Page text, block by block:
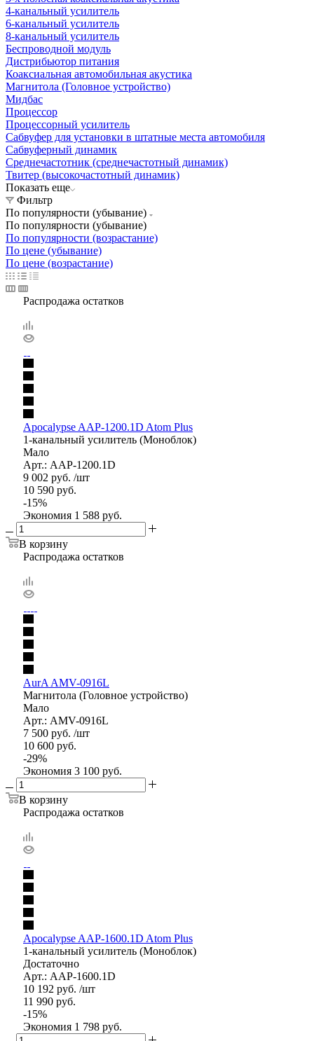
4-канальный усилитель
6-канальный усилитель
8-канальный усилитель
Беспроводной модуль
Дистрибьютор питания
Коаксиальная автомобильная акустика
Магнитола (Головное устройство)
Мидбас
Процессор
Процессорный усилитель
Сабвуфер для установки в штатные места автомобиля
Сабвуферный динамик
Среднечастотник (среднечастотный динамик)
Твитер (высокочастотный динамик)
Показать еще
Фильтр
По популярности (убывание)
По популярности (убывание)
По популярности (возрастание)
По цене (убывание)
По цене (возрастание)
Распродажа остатков
Apocalypse AAP-1200.1D Atom Plus
1-канальный усилитель (Моноблок)
Мало
Арт.: AAP-1200.1D
9 002 руб. /шт
10 590 руб.
-15%
Экономия 1 588 руб.
В корзину
Распродажа остатков
AurA AMV-0916L
Магнитола (Головное устройство)
Мало
Арт.: AMV-0916L
7 500 руб. /шт
10 600 руб.
-29%
Экономия 3 100 руб.
В корзину
Распродажа остатков
Apocalypse AAP-1600.1D Atom Plus
1-канальный усилитель (Моноблок)
Достаточно
Арт.: AAP-1600.1D
10 192 руб. /шт
11 990 руб.
-15%
Экономия 1 798 руб.